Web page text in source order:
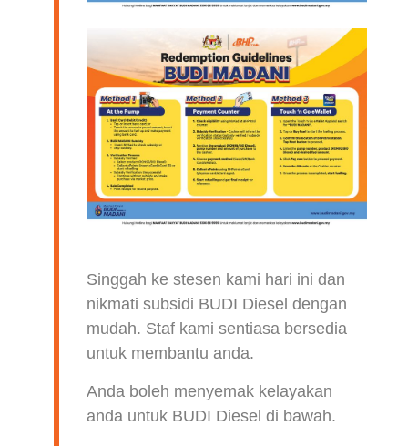
Singgah ke stesen kami hari ini dan
nikmati subsidi BUDI Diesel dengan
mudah. Staf kami sentiasa bersedia
untuk membantu anda.
Anda boleh menyemak kelayakan
anda untuk BUDI Diesel di bawah.